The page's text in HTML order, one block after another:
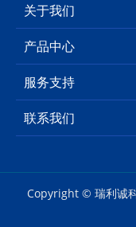
关于我们
产品中心
服务支持
联系我们
Copyright © 瑞利诚